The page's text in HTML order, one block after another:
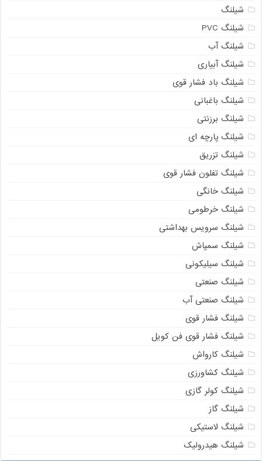
شیلنگ
شیلنگ PVC
شیلنگ آب
شیلنگ آبیاری
شیلنگ باد فشار قوی
شیلنگ باغبانی
شیلنگ برزنتی
شیلنگ پارچه‌ ای
شیلنگ تزریق
شیلنگ تفلون فشار قوی
شیلنگ خانگی
شیلنگ خرطومی
شیلنگ سرویس بهداشتی
شیلنگ سمپاش
شیلنگ سیلیکونی
شیلنگ صنعتی
شیلنگ صنعتی آب
شیلنگ فشار قوی
شیلنگ فشار قوی فن کویل
شیلنگ کارواش
شیلنگ کشاورزی
شیلنگ کولر گازی
شیلنگ گاز
شیلنگ لاستیکی
شیلنگ هیدرولیک